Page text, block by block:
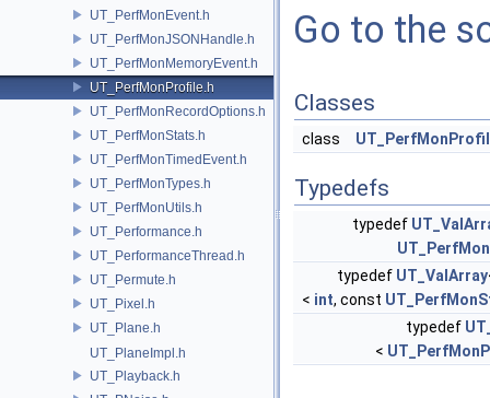
UT_PerfMonEvent.h
UT_PerfMonJSONHandle.h
UT_PerfMonMemoryEvent.h
UT_PerfMonProfile.h
UT_PerfMonRecordOptions.h
UT_PerfMonStats.h
UT_PerfMonTimedEvent.h
UT_PerfMonTypes.h
UT_PerfMonUtils.h
UT_Performance.h
UT_PerformanceThread.h
UT_Permute.h
UT_Pixel.h
UT_Plane.h
UT_PlaneImpl.h
UT_Playback.h
Go to the
Classes
class
Typedefs
typedef
typedef UT_ValArray
< int, const
typedef
<